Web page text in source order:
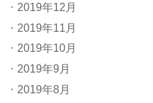
2019年12月
2019年11月
2019年10月
2019年9月
2019年8月